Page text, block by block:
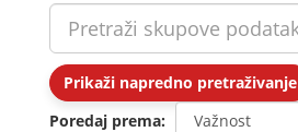
Prikaži napredno pretraživanje
Poredaj prema